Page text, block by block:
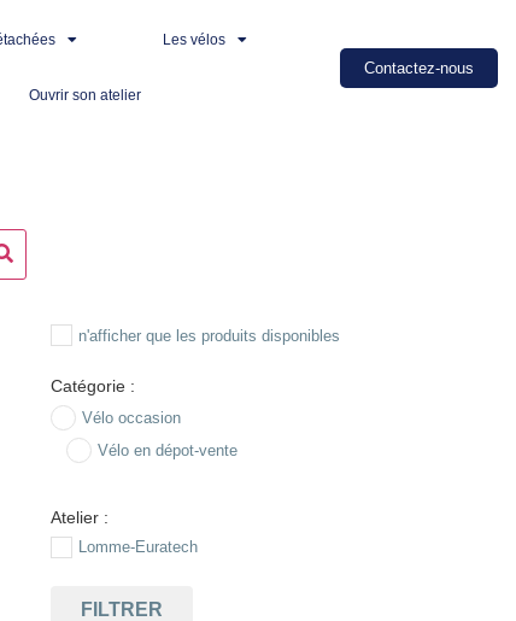
Les vélos
Ouvrir son atelier
Contactez-nous
n'afficher que les produits disponibles
Catégorie :
Vélo occasion
Vélo en dépot-vente
Atelier :
Lomme-Euratech
FILTRER